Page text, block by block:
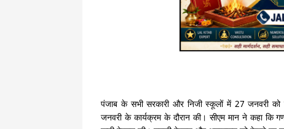
पंजाब के सभी सरकारी और निजी स्कूलों में 27 जनवरी को
जनवरी के कार्यक्रम के दौरान की। सीएम मान ने कहा कि